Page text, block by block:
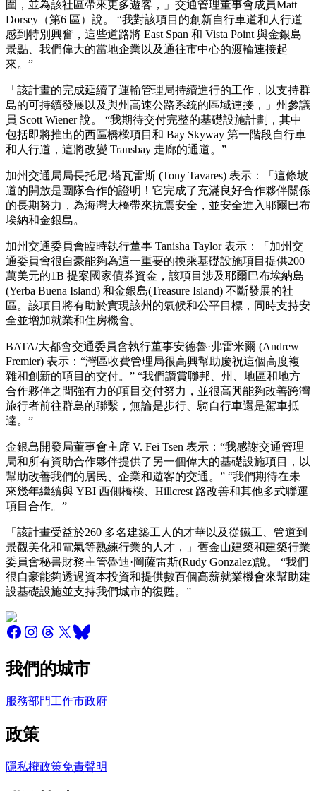
圍，並為該社區帶來更多遊客，」交通管理董事會成員Matt
Dorsey（第6 區）說。 “我對該項目的創新自行車道和人行道
感到特別興奮，這些道路將 East Span 和 Vista Point 與金銀島
景點、我們偉大的當地企業以及通往市中心的渡輪連接起
來。”
「該計畫的完成延續了運輸管理局持續進行的工作，以支持群
島的可持續發展以及與州高速公路系統的區域連接，」州參議
員 Scott Wiener 說。 “我期待交付完整的基礎設施計劃，其中
包括即將推出的西區橋樑項目和 Bay Skyway 第一階段自行車
和人行道，這將改變 Transbay 走廊的通道。”
加州交通局局長托尼·塔瓦雷斯 (Tony Tavares) 表示：「這條坡
道的開放是團隊合作的證明！它完成了充滿良好合作夥伴關係
的長期努力，為海灣大橋帶來抗震安全，並安全進入耶爾巴布
埃納和金銀島。
加州交通委員會臨時執行董事 Tanisha Taylor 表示：「加州交
通委員會很自豪能夠為這一重要的換乘基礎設施項目提供200
萬美元的1B 提案國家債券資金，該項目涉及耶爾巴布埃納島
(Yerba Buena Island) 和金銀島(Treasure Island) 不斷發展的社
區。該項目將有助於實現該州的氣候和公平目標，同時支持安
全並增加就業和住房機會。
BATA/大都會交通委員會執行董事安德魯·弗雷米爾 (Andrew
Fremier) 表示：“灣區收費管理局很高興幫助慶祝這個高度複
雜和創新的項目的交付。” “我們讚賞聯邦、州、地區和地方
合作夥伴之間強有力的項目交付努力，並很高興能夠改善跨灣
旅行者前往群島的聯繫，無論是步行、騎自行車還是駕車抵
達。”
金銀島開發局董事會主席 V. Fei Tsen 表示：“我感謝交通管理
局和所有資助合作夥伴提供了另一個偉大的基礎設施項目，以
幫助改善我們的居民、企業和遊客的交通。” “我們期待在未
來幾年繼續與 YBI 西側橋樑、Hillcrest 路改善和其他多式聯運
項目合作。”
「該計畫受益於260 多名建築工人的才華以及從鐵工、管道到
景觀美化和電氣等熟練行業的人才，」舊金山建築和建築行業
委員會秘書財務主管魯迪·岡薩雷斯(Rudy Gonzalez)說。 “我們
很自豪能夠透過資本投資和提供數百個高薪就業機會來幫助建
設基礎設施並支持我們城市的復甦。”
我們的城市
服務部門工作市政府
政策
隱私權政策免責聲明